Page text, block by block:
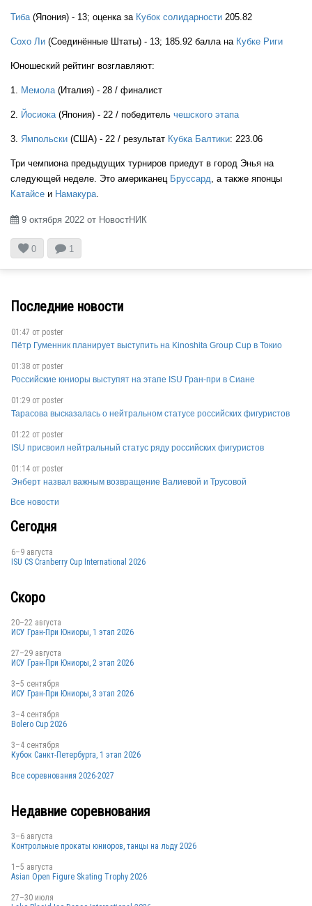
Тиба (Япония) - 13; оценка за Кубок солидарности 205.82
Сохо Ли (Соединённые Штаты) - 13; 185.92 балла на Кубке Риги
Юношеский рейтинг возглавляют:
1. Мемола (Италия) - 28 / финалист
2. Йосиока (Япония) - 22 / победитель чешского этапа
3. Ямпольски (США) - 22 / результат Кубка Балтики: 223.06
Три чемпиона предыдущих турниров приедут в город Энья на
следующей неделе. Это американец Бруссард , а также японцы
Катайсе и Намакура
 9 октября 2022 от НовостНИК
0  1
Последние новости
01:47 от poster
Пётр Гуменник планирует выступить на Kinoshita Group Cup в Токио
01:38 от poster
Российские юниоры выступят на этапе ISU Гран-при в Сиане
01:29 от poster
Тарасова высказалась о нейтральном статусе российских фигуристов
01:22 от poster
ISU присвоил нейтральный статус ряду российских фигуристов
01:14 от poster
Энберт назвал важным возвращение Валиевой и Трусовой
Все новости
Сегодня
6–9 августа
ISU CS Cranberry Cup International 2026
Скоро
20–22 августа
ИСУ Гран-При Юниоры, 1 этап 2026
27–29 августа
ИСУ Гран-При Юниоры, 2 этап 2026
3–5 сентября
ИСУ Гран-При Юниоры, 3 этап 2026
3–4 сентября
Bolero Cup 2026
3–4 сентября
Кубок Санкт-Петербурга, 1 этап 2026
Все соревнования 2026-2027
Недавние соревнования
3–6 августа
Контрольные прокаты юниоров, танцы на льду 2026
1–5 августа
Asian Open Figure Skating Trophy 2026
27–30 июля